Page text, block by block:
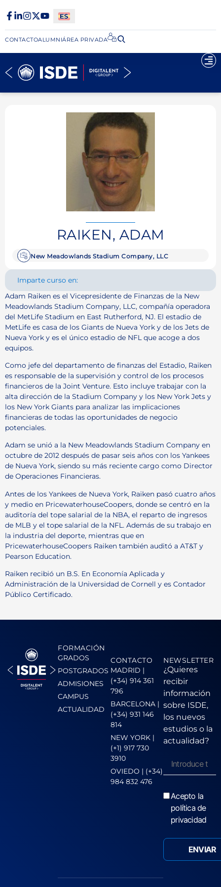
CONTACTOALUMNIÁREA PRIVADA​
RAIKEN, ADAM
New Meadowlands Stadium Company, LLC
Imparte curso en:
Adam Raiken es el Vicepresidente de Finanzas de la New
Meadowlands Stadium Company, LLC, compañía operadora
del MetLife Stadium en East Rutherford, NJ. El estadio de
MetLife es casa de los Giants de Nueva York y de los Jets de
Nueva York y es el único estadio de NFL que acoge a dos
equipos.
Como jefe del departamento de finanzas del Estadio, Raiken
es responsable de la supervisión y control de los procesos
financieros de la Joint Venture. Esto incluye trabajar con la
alta dirección de la Stadium Company y los New York Jets y
los New York Giants para analizar las implicaciones
financieras de todas las oportunidades de negocio
potenciales.
Adam se unió a la New Meadowlands Stadium Company en
octubre de 2012 después de pasar seis años con los Yankees
de Nueva York, siendo su más reciente cargo como Director
de Operaciones Financieras.
Antes de los Yankees de Nueva York, Raiken pasó cuatro años
y medio en PricewaterhouseCoopers, donde se centró en la
auditoría del tope salarial de la NBA, el reparto de ingresos
de MLB y el tope salarial de la NFL. Además de su trabajo en
la industria del deporte, mientras que en
PricewaterhouseCoopers Raiken también auditó a AT&T y
Pearson Education.
Raiken recibió un B.S. En Economía Aplicada y
Administración de la Universidad de Cornell y es Contador
Público Certificado.
FORMACIÓN
GRADOS
POSTGRADOS
ADMISIONES
CAMPUS
ACTUALIDAD
CONTACTO
MADRID |
(+34) 914 361
796
BARCELONA |
(+34) 931 146
814
NEW YORK |
(+1) 917 730
3910
OVIEDO | (+34)
984 832 476
NEWSLETTER
¿Quieres
recibir
información
sobre ISDE,
los nuevos
estudios o la
actualidad?
Acepto la
política de
privacidad